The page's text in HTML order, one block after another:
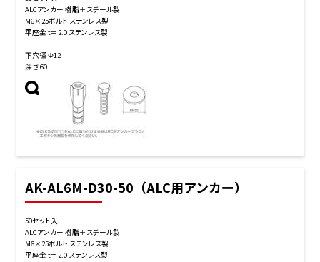
ALCアンカー 樹脂＋スチール製
M6×25ボルト ステンレス製
平座金 t＝2.0 ステンレス製
下穴径 Φ12
深さ 60
AK-AL6M-D30-50（ALC用アンカー）
50セット入
ALCアンカー 樹脂＋スチール製
M6×25ボルト ステンレス製
平座金 t＝2.0 ステンレス製